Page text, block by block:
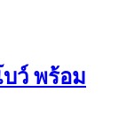
ว์ พร้อม